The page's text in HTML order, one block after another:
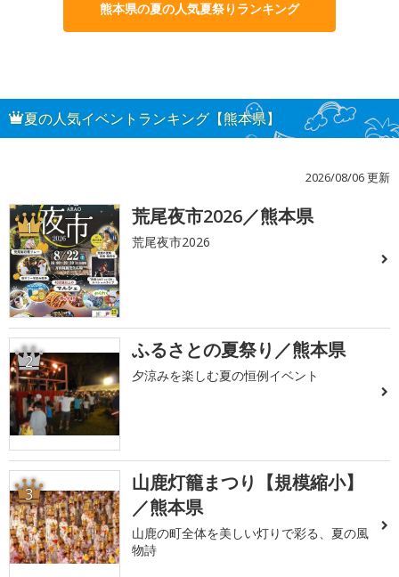
熊本県の夏の人気夏祭りランキング
夏の人気イベントランキング【熊本県】
2026/08/06 更新
1 荒尾夜市2026／熊本県
荒尾夜市2026
2 ふるさとの夏祭り／熊本県
夕涼みを楽しむ夏の恒例イベント
3
山鹿灯籠まつり【規模縮小】
／熊本県
山鹿の町全体を美しい灯りで彩る、夏の風
物詩